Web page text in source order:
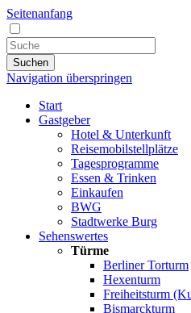
Seitenanfang
Suchen
Navigation überspringen
Start
Gastgeber
Hotel & Unterkunft
Reisemobilstellplätze
Tagesprogramme
Essen & Trinken
Einkaufen
BWG
Stadtwerke Burg
Sehenswertes
Türme
Berliner Torturm
Hexenturm
Freiheitsturm
Bismarckturm